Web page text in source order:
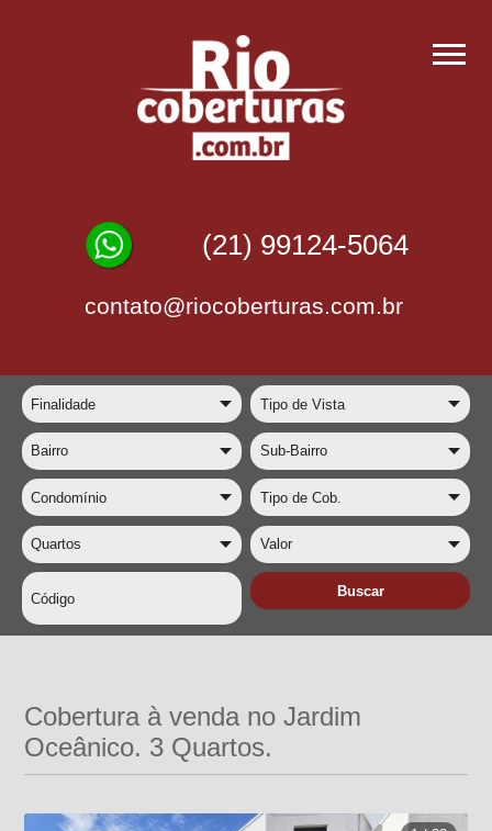
(21) 99124-5064
contato@riocoberturas.com.br
Cobertura à venda no Jardim
Oceânico. 3 Quartos.